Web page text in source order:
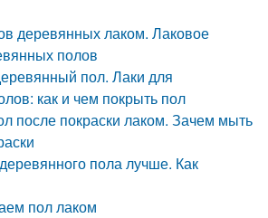
деревянных лаком. Лаковое
полов
пол. Лаки для
как и чем покрыть пол
после покраски лаком. Зачем мыть
пола лучше. Как
пол лаком